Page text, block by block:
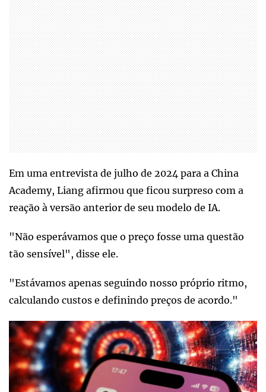
Em uma entrevista de julho de 2024 para a China
Academy, Liang afirmou que ficou surpreso com a
reação à versão anterior de seu modelo de IA.
"Não esperávamos que o preço fosse uma questão
tão sensível", disse ele.
"Estávamos apenas seguindo nosso próprio ritmo,
calculando custos e definindo preços de acordo."